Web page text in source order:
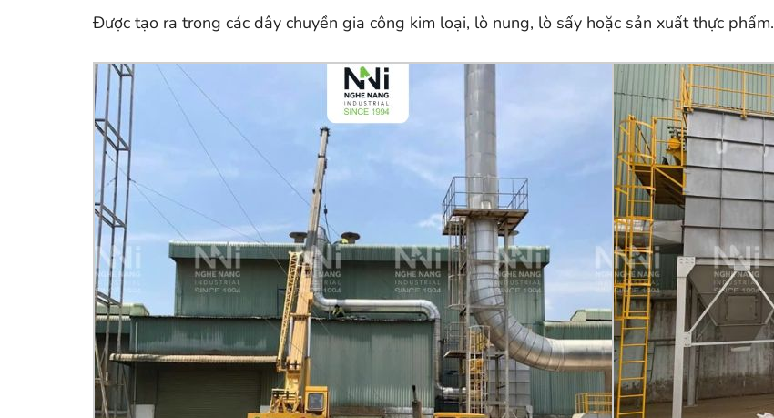
Được tạo ra trong các dây chuyền gia công kim loại, lò nung, lò sấy hoặc sản xuất thực phẩm.